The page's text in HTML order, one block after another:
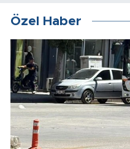
Özel Haber